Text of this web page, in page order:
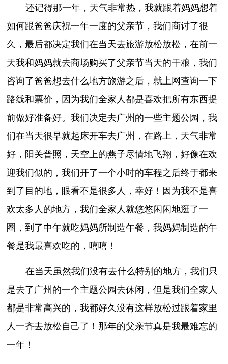
还记得那一年，天气非常热，我就跟着妈妈想着
如何跟爸爸庆祝一年一度的父亲节，我们商讨了很
久，最后都决定我们在当天去旅游放松放松，在前一
天我和妈妈就去商场购买了父亲节当天的干粮，我们
咨询了爸爸想去什么地方旅游之后，就上网查询一下
路线和票价，因为我们全家人都是喜欢把所有东西提
前做好准备好。我们决定去广州的一些主题公园，我
们在当天很早就起床开车去广州，在路上，天气非常
好，阳关普照，天空上的燕子尽情地飞翔，好像在欢
迎我们似的，我们开了一个小时的车程之后终于都来
到了目的地，眼看不是很多人，幸好！因为我不是喜
欢太多人的地方，我们全家人就悠悠闲闲地逛了一
圈，到了中午就吃妈妈所制造午餐，我妈妈制造的午
餐是我最喜欢吃的，嘻嘻！
在当天虽然我们没有去什么特别的地方，我们只
是去了广州的一个主题公园去休闲，但是我们全家人
都是非常高兴的，我都好久没有这样放松过跟着家里
人一齐去放松自己了！那年的父亲节真是我最难忘的
一年！